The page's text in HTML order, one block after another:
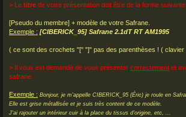
> Le titre de votre présentation doit être de la forme suivante
[Pseudo du membre] + modèle de votre Safrane.
Exemple : [CIBERICK_95] Safrane 2.1dT RT AM1995
( ce sont des crochets "[" "]" pas des parenthèses ! ( clavier
> Il vous est demandé de vous présenter correctement et
safrane :
Exemple : Bonjour, je m'appelle CIBERICK_95 (Éric) je roule en
Elle est grise métallisée et je suis très content de ce modèle.
J'ai rajouter un intérieur cuir à la place du tissus d'origine, etc, ...